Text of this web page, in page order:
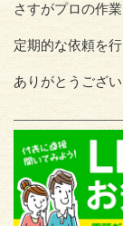
さすがプロの作
定期的な依頼を
ありがとうござい